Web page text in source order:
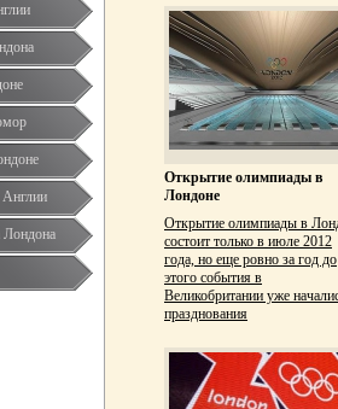
Открытие олимпиады в
Лондоне
Открытие олимпиады в
состоит только в июле 2012
года, но еще ровно за год до
этого события в
Великобритании уже
празднования